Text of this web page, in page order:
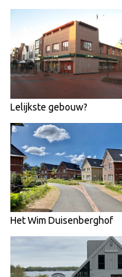
Lelijkste gebouw?
Het Wim Duisenberghof